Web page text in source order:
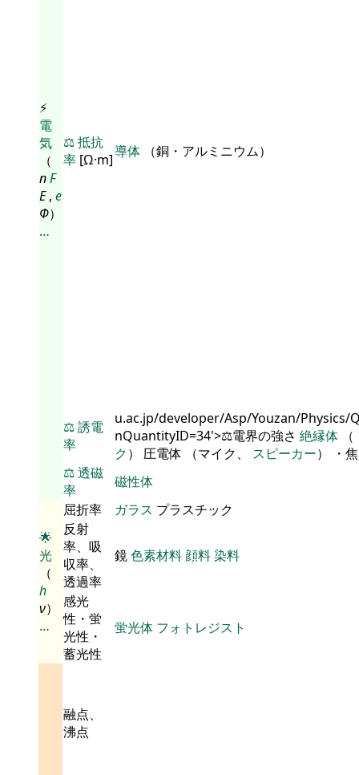
⚡
電
気
（
nF
E, e
Φ）
…
⚖️抵抗
率 [Ω·m]導体 （銅・アルミニウム）
⚖️誘電
率
u.ac.jp/developer/Asp/Youzan/Physics/
nQuantityID=34'>⚖️電界の強さ 絶縁体 （
ク） 圧電体 （マイク、 スピーカー） ・
⚖️透磁
率
磁性体
🌟
光
（
h
ν）
…
屈折率 ガラス プラスチック
反射
率、吸
収率、
透過率
鏡色素材料 顔料染料
感光
性・蛍
光性・
蓄光性
蛍光体 フォトレジスト
融点、
沸点